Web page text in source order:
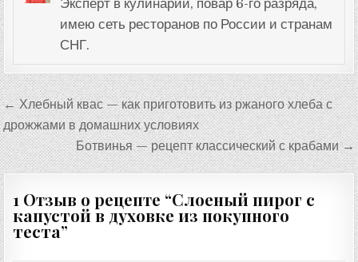
Эксперт в кулинарии, повар 6-го разряда,
имею сеть ресторанов по России и странам
СНГ.
Навигация
по
записям
← Хлебный квас — как приготовить из ржаного хлеба с
дрожжами в домашних условиях
Ботвинья — рецепт классический с крабами →
1 Отзыв о рецепте “Слоеный пирог с
капустой в духовке из покупного
теста”